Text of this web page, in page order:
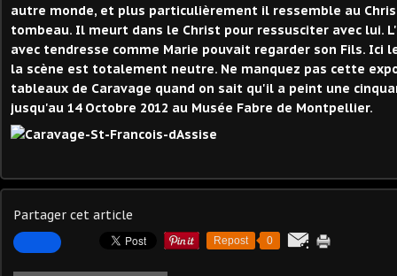
autre monde, et plus particulièrement il ressemble au
tombeau. Il meurt dans le Christ pour ressusciter avec lui.
avec tendresse comme Marie pouvait regarder son Fils. Ici
la scène est totalement neutre. Ne manquez pas cette
tableaux de Caravage quand on sait qu'il a peint une
jusqu'au 14 Octobre 2012 au Musée Fabre de Montpellier.
Partager cet article
Repost 0